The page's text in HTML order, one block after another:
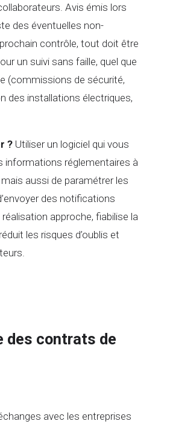
Avis émis lors
des éventuelles non-
contrôle, tout doit être
un suivi sans faille, quel que
(commissions de sécurité,
des installations électriques,
? Utiliser un logiciel qui vous
informations réglementaires à
aussi de paramétrer les
des notifications
approche, fiabilise la
les risques d’oublis et
des contrats de
avec les entreprises